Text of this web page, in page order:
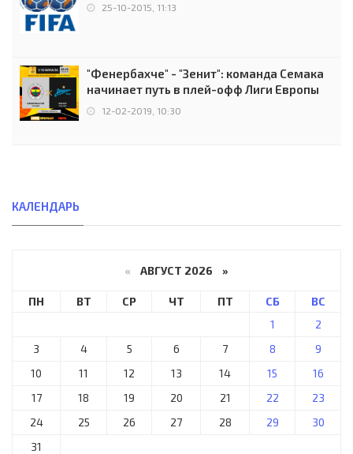
25-10-2015, 11:13
"Фенербахче" - "Зенит": команда Семака
начинает путь в плей-офф Лиги Европы
12-02-2019, 10:30
КАЛЕНДАРЬ
« АВГУСТ 2026 »
ПН ВТ СР ЧТ ПТ СБ
ВС
1
2
3
4 5 6 7 8
9
10
11 12 13 14 15
16
17
18 19 20 21 22
23
24
25 26 27 28 29
30
31